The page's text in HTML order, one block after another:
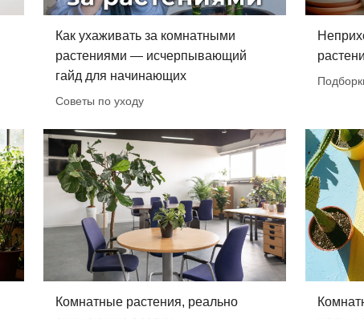
Как ухаживать за комнатными
растениями — исчерпывающий
гайд для начинающих
Советы по уходу
Комнатные растения, реально